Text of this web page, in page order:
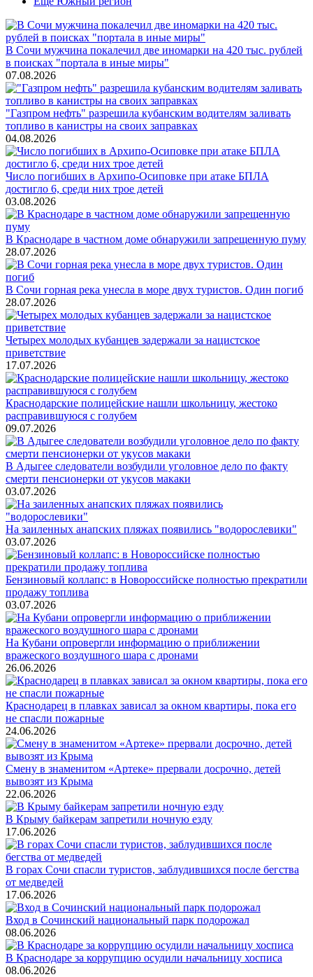
В Сочи мужчина покалечил две иномарки на 420 тыс. рублей
в поисках "портала в иные миры"
07.08.2026
"Газпром нефть" разрешила кубанским водителям заливать
топливо в канистры на своих заправках
04.08.2026
Число погибших в Архипо-Осиповке при атаке БПЛА
достигло 6, среди них трое детей
03.08.2026
В Краснодаре в частном доме обнаружили запрещенную пуму
28.07.2026
В Сочи горная река унесла в море двух туристов. Один погиб
28.07.2026
Четырех молодых кубанцев задержали за нацистское
приветствие
17.07.2026
Краснодарские полицейские нашли школьницу, жестоко
расправившуюся с голубем
09.07.2026
В Адыгее следователи возбудили уголовное дело по факту
смерти пенсионерки от укусов макаки
03.07.2026
На заиленных анапских пляжах появились "водорослевики"
03.07.2026
Бензиновый коллапс: в Новороссийске полностью прекратили
продажу топлива
03.07.2026
На Кубани опровергли информацию о приближении
вражеского воздушного шара с дронами
26.06.2026
Краснодарец в плавках зависал за окном квартиры, пока его
не спасли пожарные
24.06.2026
Смену в знаменитом «Артеке» прервали досрочно, детей
вывозят из Крыма
22.06.2026
В Крыму байкерам запретили ночную езду
17.06.2026
В горах Сочи спасли туристов, заблудившихся после бегства
от медведей
17.06.2026
Вход в Сочинский национальный парк подорожал
08.06.2026
В Краснодаре за коррупцию осудили начальницу хосписа
08.06.2026